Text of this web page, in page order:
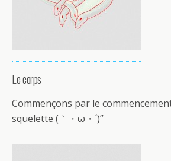
Le corps
Commençons par le
squelette (｀・ω・´)”